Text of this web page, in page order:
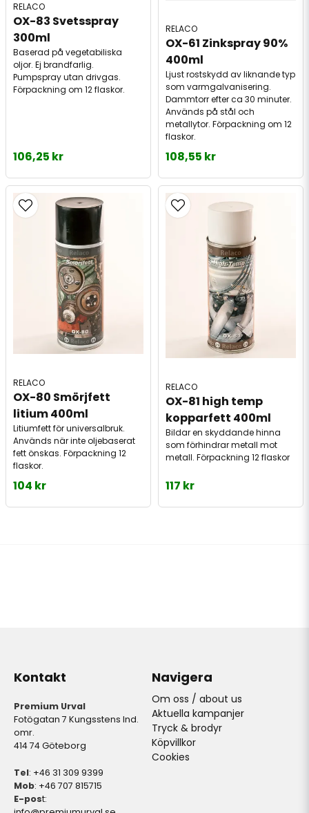
RELACO
OX-83 Svetsspray
300ml
Baserad på vegetabiliska
oljor. Ej brandfarlig.
Pumpspray utan drivgas.
Förpackning om 12 flaskor.
106,25 kr
RELACO
OX-61 Zinkspray 90%
400ml
Ljust rostskydd av liknande typ
som varmgalvanisering.
Dammtorr efter ca 30 minuter.
Används på stål och
metallytor. Förpackning om 12
flaskor.
108,55 kr
RELACO
OX-80 Smörjfett
litium 400ml
Litiumfett för universalbruk.
Används när inte oljebaserat
fett önskas. Förpackning 12
flaskor.
104 kr
RELACO
OX-81 high temp
kopparfett 400ml
Bildar en skyddande hinna
som förhindrar metall mot
metall. Förpackning 12 flaskor
117 kr
Kontakt
Premium Urval
Fotögatan 7 Kungsstens Ind.
omr.
414 74 Göteborg
Tel: +46 31 309 9399
Mob: +46 707 815715
E-post:
Navigera
Om oss / about us
Aktuella kampanjer
Tryck & brodyr
Köpvillkor
Cookies